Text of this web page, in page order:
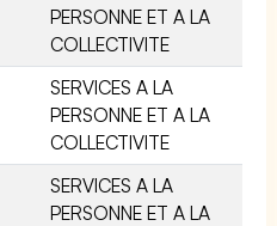
PERSONNE ET A LA
COLLECTIVITE
SERVICES A LA
PERSONNE ET A LA
COLLECTIVITE
SERVICES A LA
PERSONNE ET A LA